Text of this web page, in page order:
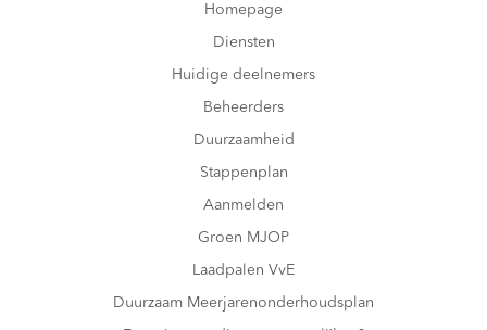
Homepage
Diensten
Huidige deelnemers
Beheerders
Duurzaamheid
Stappenplan
Aanmelden
Groen MJOP
Laadpalen VvE
Duurzaam Meerjarenonderhoudsplan